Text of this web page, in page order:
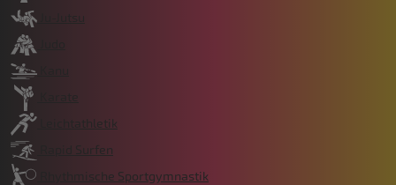
Ju-Jutsu
Leichtathletik
Rapid Surfen
Rhythmische Sportgymnastik